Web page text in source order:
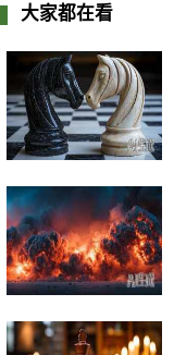
大家都在看